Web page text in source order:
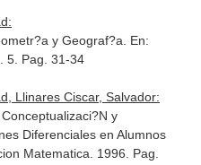
y Geograf?a. En:
5. Pag. 31-34
Llinares Ciscar, Salvador:
y
Diferenciales en Alumnos
Matematica . 1996. Pag.